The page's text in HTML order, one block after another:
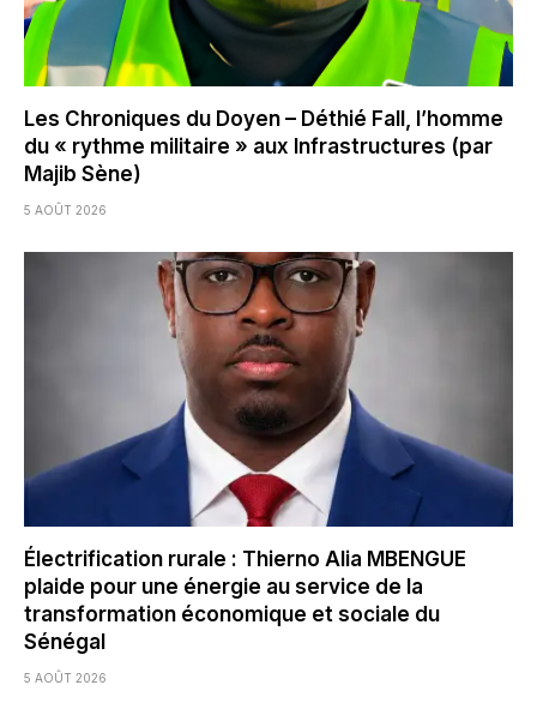
Les Chroniques du Doyen – Déthié Fall, l’homme
du « rythme militaire » aux Infrastructures (par
Majib Sène)
5 AOÛT 2026
Électrification rurale : Thierno Alia MBENGUE
plaide pour une énergie au service de la
transformation économique et sociale du
Sénégal
5 AOÛT 2026